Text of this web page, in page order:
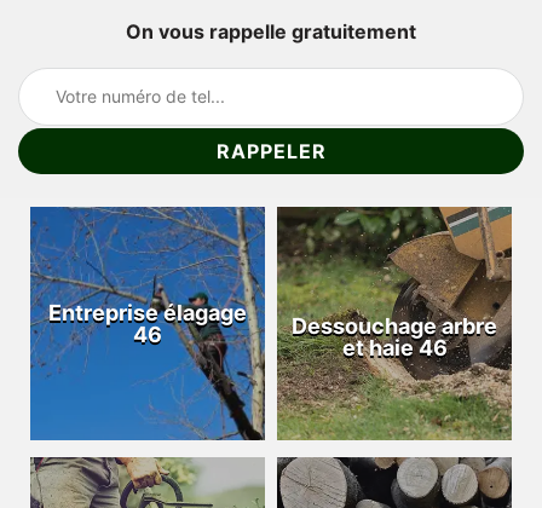
On vous rappelle gratuitement
Entreprise élagage
46
Dessouchage arbre
et haie 46